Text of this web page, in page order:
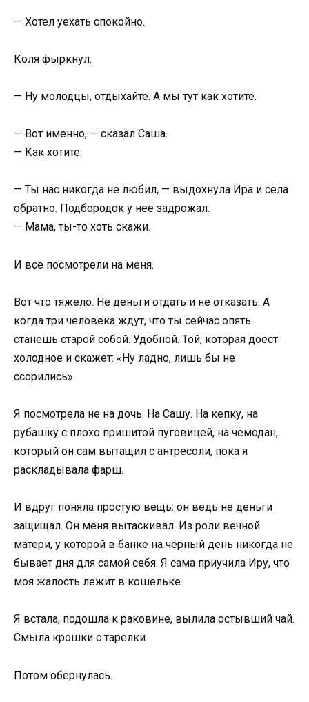
— Хотел уехать спокойно.
Коля фыркнул.
— Ну молодцы, отдыхайте. А мы тут как хотите.
— Вот именно, — сказал Саша.
— Как хотите.
— Ты нас никогда не любил, — выдохнула Ира и села
обратно. Подбородок у неё задрожал.
— Мама, ты-то хоть скажи.
И все посмотрели на меня.
Вот что тяжело. Не деньги отдать и не отказать. А
когда три человека ждут, что ты сейчас опять
станешь старой собой. Удобной. Той, которая доест
холодное и скажет: «Ну ладно, лишь бы не
ссорились».
Я посмотрела не на дочь. На Сашу. На кепку, на
рубашку с плохо пришитой пуговицей, на чемодан,
который он сам вытащил с антресоли, пока я
раскладывала фарш.
И вдруг поняла простую вещь: он ведь не деньги
защищал. Он меня вытаскивал. Из роли вечной
матери, у которой в банке на чёрный день никогда не
бывает дня для самой себя. Я сама приучила Иру, что
моя жалость лежит в кошельке.
Я встала, подошла к раковине, вылила остывший чай.
Смыла крошки с тарелки.
Потом обернулась.